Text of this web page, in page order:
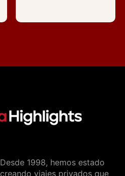
Desde 1998, hemos estado
creando viajes privados que